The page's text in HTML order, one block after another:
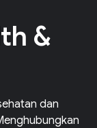
&
dan